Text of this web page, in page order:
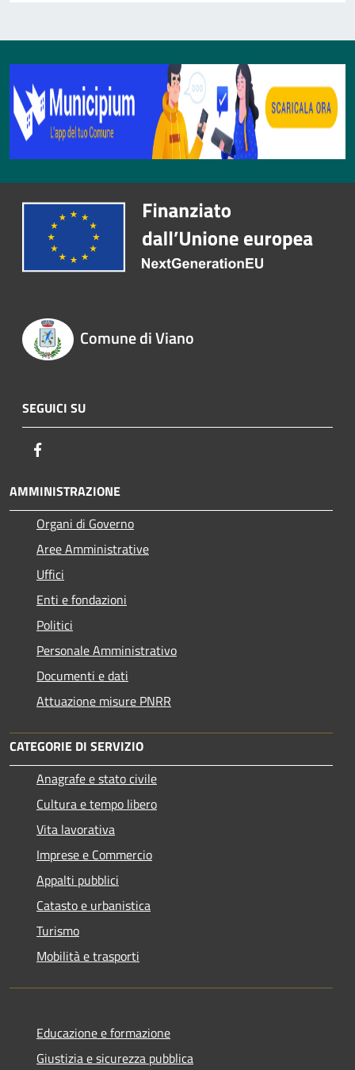
Comune di Viano
SEGUICI SU
AMMINISTRAZIONE
Organi di Governo
Aree Amministrative
Uffici
Enti e fondazioni
Politici
Personale Amministrativo
Documenti e dati
Attuazione misure PNRR
CATEGORIE DI SERVIZIO
Anagrafe e stato civile
Cultura e tempo libero
Vita lavorativa
Imprese e Commercio
Appalti pubblici
Catasto e urbanistica
Turismo
Mobilità e trasporti
Educazione e formazione
Giustizia e sicurezza pubblica